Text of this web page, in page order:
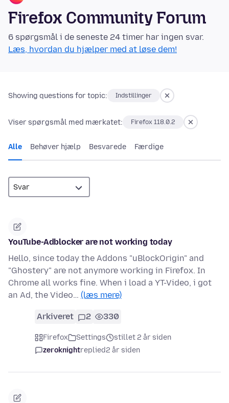
Firefox Community Forum
6 spørgsmål i de seneste 24 timer har ingen svar.
Læs, hvordan du hjælper med at løse dem!
Showing questions for topic: Indstillinger
Viser spørgsmål med mærkatet: Firefox 118.0.2
Alle Behøver hjælp Besvarede Færdige
YouTube-Adblocker are not working today
Hello, since today the Addons "uBlockOrigin" and
"Ghostery" are not anymore working in Firefox. In
Chrome all works fine. When i load a YT-Video, i got
an Ad, the Video… (læs mere)
Arkiveret 2 330
Firefox Settings
stillet 2 år siden
zeroknightreplied2 år siden